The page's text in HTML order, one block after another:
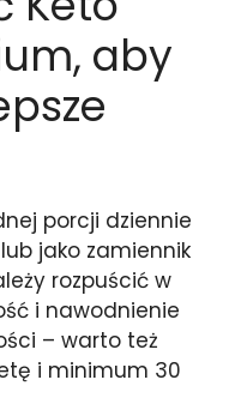
aby
porcji dziennie
jako zamiennik
rozpuścić w
i nawodnienie
– warto też
i minimum 30